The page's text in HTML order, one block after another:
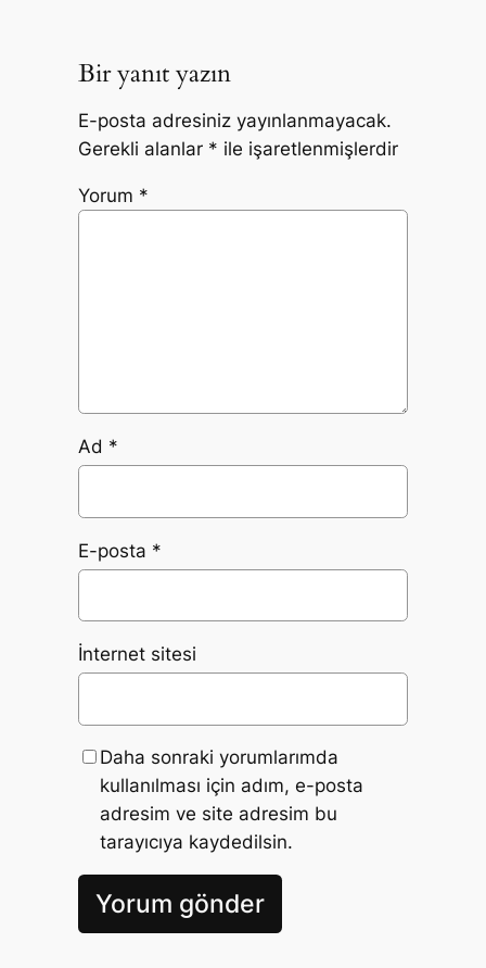
Bir yanıt yazın
E-posta adresiniz yayınlanmayacak.
Gerekli alanlar * ile işaretlenmişlerdir
Yorum *
Ad *
E-posta *
İnternet sitesi
Daha sonraki yorumlarımda
kullanılması için adım, e-posta
adresim ve site adresim bu
tarayıcıya kaydedilsin.